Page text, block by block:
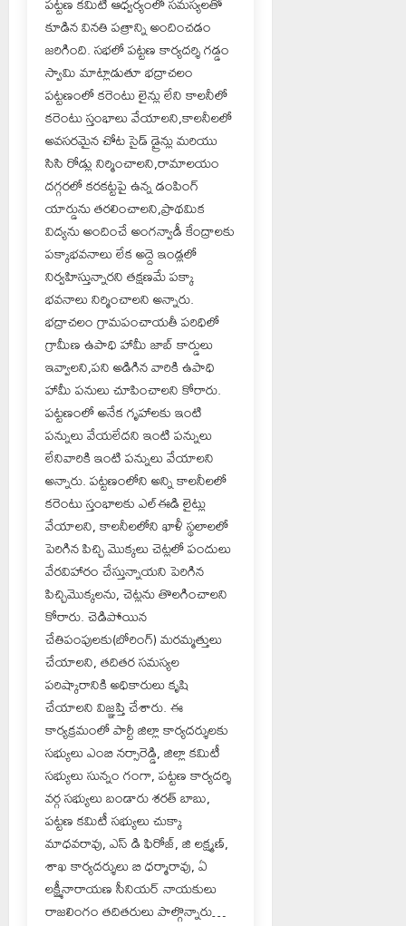
కూడిన వినతి పత్రాన్ని అందించడం
జరిగింది. సభలో పట్టణ కార్యదర్శి గడ్డం
స్వామి మాట్లాడుతూ భద్రాచలం
పట్టణంలో కరెంటు లైన్లు లేని కాలనీలో
కరెంటు స్తంభాలు వేయాలని,కాలనీలలో
అవసరమైన చోట సైడ్ డ్రైన్లు మరియు
సిసి రోడ్లు నిర్మించాలని,రామాలయం
దగ్గరలో కరకట్టపై ఉన్న డంపింగ్
యార్డును తరలించాలని,ప్రాథమిక
విద్యను అందించే అంగన్వాడీ కేంద్రాలకు
పక్కాభవనాలు లేక అద్దె ఇండ్లలో
నిర్వహిస్తున్నారని తక్షణమే పక్కా
భవనాలు నిర్మించాలని అన్నారు.
భద్రాచలం గ్రామపంచాయతీ పరిధిలో
గ్రామీణ ఉపాధి హామీ జాబ్ కార్డులు
ఇవ్వాలని,పని అడిగిన వారికి ఉపాధి
హామీ పనులు చూపించాలని కోరారు.
పట్టణంలో అనేక గృహాలకు ఇంటి
పన్నులు వేయలేదని ఇంటి పన్నులు
లేనివారికి ఇంటి పన్నులు వేయాలని
అన్నారు. పట్టణంలోని అన్ని కాలనీలలో
కరెంటు స్తంభాలకు ఎల్ఈడి లైట్లు
వేయాలని, కాలనీలలోని ఖాళీ స్థలాలలో
పెరిగిన పిచ్చి మొక్కలు చెట్లలో పందులు
వేరవిహారం చేస్తున్నాయని పెరిగిన
పిచ్చిమొక్కలను, చెట్లను తొలగించాలని
కోరారు. చెడిపోయిన
చేతిపంపులకు(బోరింగ్) మరమ్మత్తులు
చేయాలని, తదితర సమస్యల
పరిష్కారానికి అధికారులు కృషి
చేయాలని విజ్ఞప్తి చేశారు. ఈ
కార్యక్రమంలో పార్టీ జిల్లా కార్యదర్శులకు
సభ్యులు ఎంబి నర్సారెడ్డి, జిల్లా కమిటీ
సభ్యులు సున్నం గంగా, పట్టణ కార్యదర్శి
వర్గ సభ్యులు బండారు శరత్ బాబు,
పట్టణ కమిటీ సభ్యులు చుక్కా
మాధవరావు, ఎస్ డి ఫిరోజ్, జి లక్ష్మణ్,
శాఖ కార్యదర్శులు బి ధర్మారావు, ఏ
లక్ష్మీనారాయణ సీనియర్ నాయకులు
రాజలింగం తదితరులు పాల్గొన్నారు…